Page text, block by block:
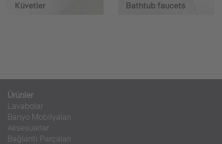
Küvetler Bathtub faucets
Ürünler
Lavabolar
Banyo Mobilyaları
Aksesuarlar
Bağlantı Parçaları